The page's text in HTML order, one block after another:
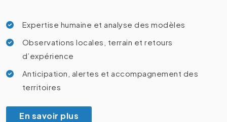
Expertise humaine et analyse des modèles
Observations locales, terrain et retours
d’expérience
Anticipation, alertes et accompagnement des
territoires
En savoir plus